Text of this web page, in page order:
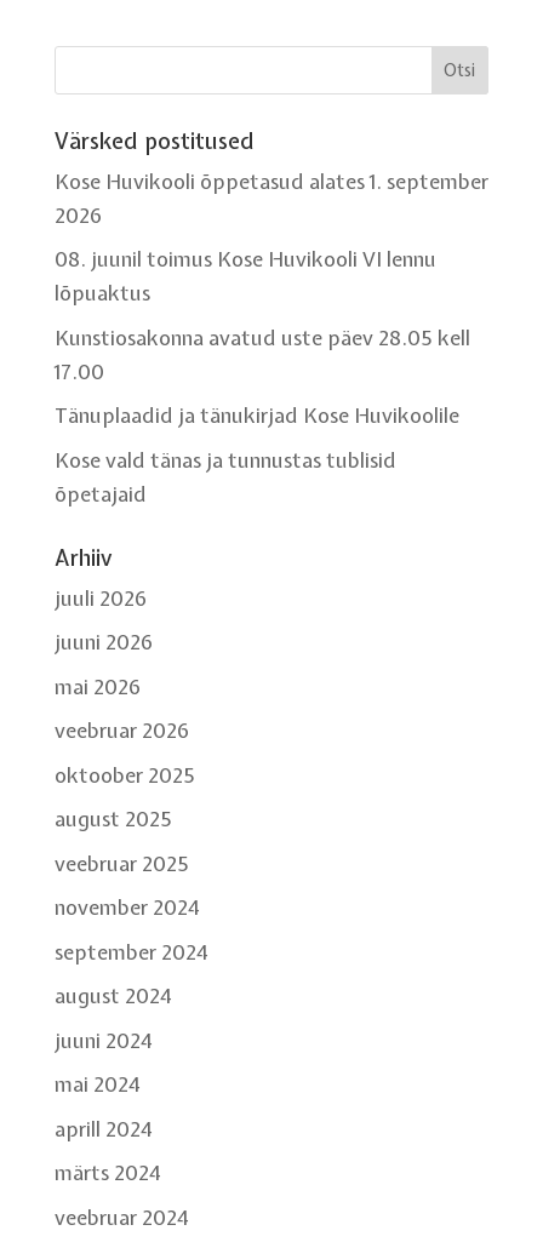
Värsked postitused
Kose Huvikooli õppetasud alates 1. september
2026
08. juunil toimus Kose Huvikooli VI lennu
lõpuaktus
Kunstiosakonna avatud uste päev 28.05 kell
17.00
Tänuplaadid ja tänukirjad Kose Huvikoolile
Kose vald tänas ja tunnustas tublisid
õpetajaid
Arhiiv
juuli 2026
juuni 2026
mai 2026
veebruar 2026
oktoober 2025
august 2025
veebruar 2025
november 2024
september 2024
august 2024
juuni 2024
mai 2024
aprill 2024
märts 2024
veebruar 2024